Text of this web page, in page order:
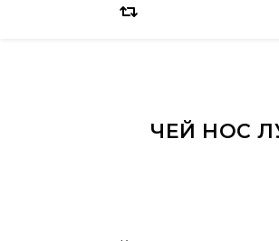
ЧЕЙ НОС